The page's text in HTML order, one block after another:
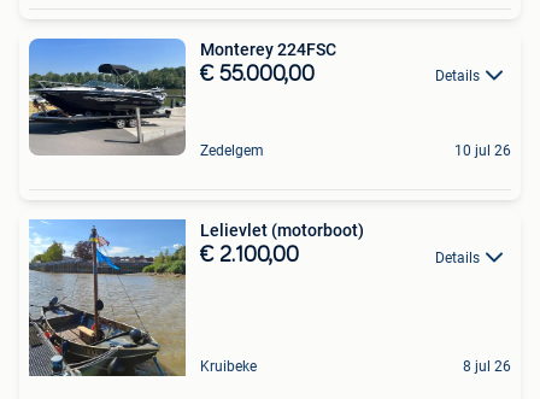
Monterey 224FSC
€ 55.000,00 Details
Zedelgem 10 jul 26
Lelievlet (motorboot)
€ 2.100,00 Details
Kruibeke 8 jul 26